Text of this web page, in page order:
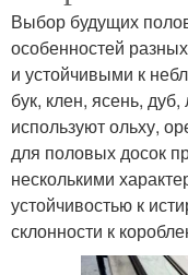
Выбор будущих
особенностей
и устойчивыми к
бук, клен, ясень,
используют ольху,
для половых досок
несколькими
устойчивостью к
склонности к